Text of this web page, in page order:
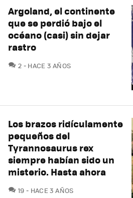
Argoland, el continente
que se perdió bajo el
océano (casi) sin dejar
rastro
2 COMENTARIOS
HACE 3 AÑOS
Los brazos ridículamente
pequeños del
Tyrannosaurus rex
siempre habían sido un
misterio. Hasta ahora
19 COMENTARIOS
HACE 3 AÑOS